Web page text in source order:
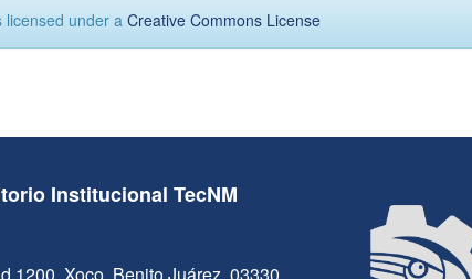
licensed under a Creative Commons License
Institucional TecNM